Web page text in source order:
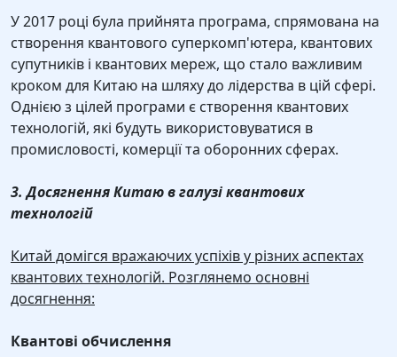
У 2017 році була прийнята програма, спрямована на
створення квантового суперкомп'ютера, квантових
супутників і квантових мереж, що стало важливим
кроком для Китаю на шляху до лідерства в цій сфері.
Однією з цілей програми є створення квантових
технологій, які будуть використовуватися в
промисловості, комерції та оборонних сферах.
3. Досягнення Китаю в галузі квантових
технологій
Китай домігся вражаючих успіхів у різних аспектах
квантових технологій. Розглянемо основні
досягнення:
Квантові обчислення